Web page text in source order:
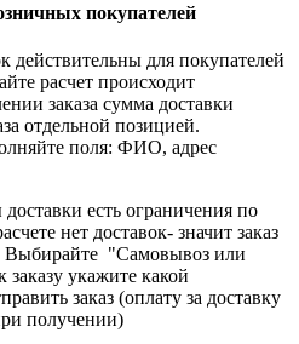
покупателей
действительны для покупателей
расчет происходит
заказа сумма доставки
отдельной позицией.
поля: ФИО, адрес
есть ограничения по
нет доставок- значит заказ
Выбирайте "Самовывоз или
укажите какой
заказ (оплату за доставку
получении)